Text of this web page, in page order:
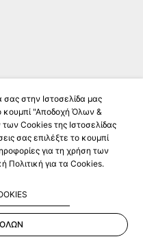
reserved
σας στην Ιστοσελίδα μας
κουμπί "Αποδοχή Όλων &
Cookies της Ιστοσελίδας
σας επιλέξτε το κουμπί
για τη χρήση των
Πολιτική για τα Cookies.